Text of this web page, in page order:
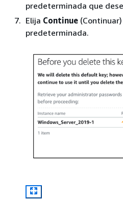
predeterminada que
Elija Continue
predeterminada.